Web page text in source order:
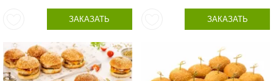
ЗАКАЗАТЬ ЗАКАЗАТЬ